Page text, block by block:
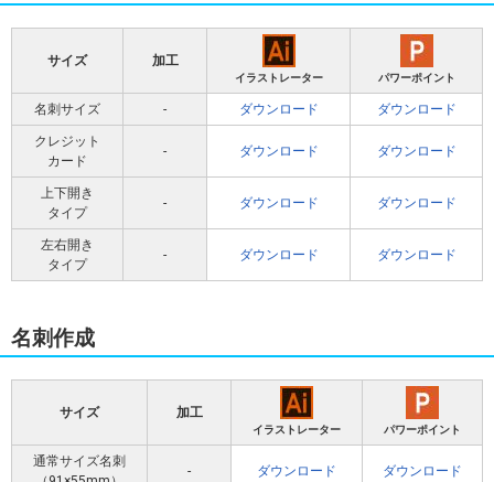
サイズ 加工
イラストレーター パワーポイント
名刺サイズ - ダウンロード ダウンロード
クレジット
カード
- ダウンロード ダウンロード
上下開き
タイプ
- ダウンロード ダウンロード
左右開き
タイプ
- ダウンロード ダウンロード
名刺作成
サイズ 加工
イラストレーター パワーポイント
通常サイズ名刺
- ダウンロード ダウンロード